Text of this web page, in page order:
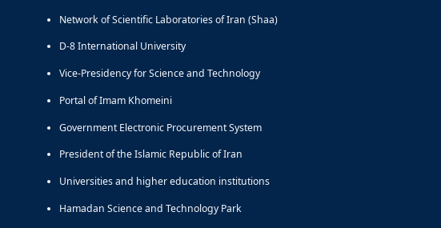
Network of Scientific Laboratories of Iran (Shaa)
D-8 International University
Vice-Presidency for Science and Technology
Portal of Imam Khomeini
Government Electronic Procurement System
President of the Islamic Republic of Iran
Universities and higher education institutions
Hamadan Science and Technology Park